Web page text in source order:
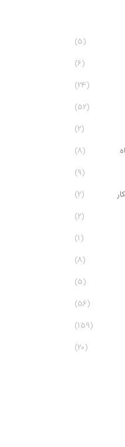
(5)
(6)
(24)
(52)
(2)
(8)
(9)
(2)
(2)
(1)
(8)
(5)
(56)
(159)
(20)